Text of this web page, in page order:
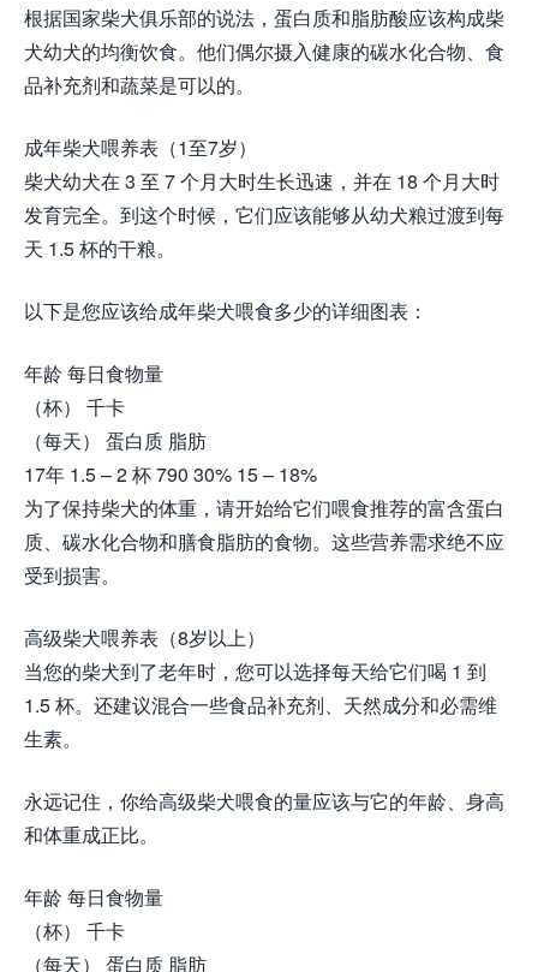
根据国家柴犬俱乐部的说法，蛋白质和脂肪酸应该构成柴
犬幼犬的均衡饮食。他们偶尔摄入健康的碳水化合物、食
品补充剂和蔬菜是可以的。
成年柴犬喂养表（1至7岁）
柴犬幼犬在 3 至 7 个月大时生长迅速，并在 18 个月大时
发育完全。到这个时候，它们应该能够从幼犬粮过渡到每
天 1.5 杯的干粮。
以下是您应该给成年柴犬喂食多少的详细图表：
年龄 每日食物量
（杯） 千卡
（每天） 蛋白质 脂肪
17年 1.5 – 2 杯 790 30% 15 – 18%
为了保持柴犬的体重，请开始给它们喂食推荐的富含蛋白
质、碳水化合物和膳食脂肪的食物。这些营养需求绝不应
受到损害。
高级柴犬喂养表（8岁以上）
当您的柴犬到了老年时，您可以选择每天给它们喝 1 到
1.5 杯。还建议混合一些食品补充剂、天然成分和必需维
生素。
永远记住，你给高级柴犬喂食的量应该与它的年龄、身高
和体重成正比。
年龄 每日食物量
（杯） 千卡
（每天） 蛋白质 脂肪